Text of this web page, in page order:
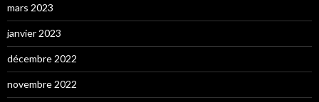
mars 2023
janvier 2023
décembre 2022
novembre 2022